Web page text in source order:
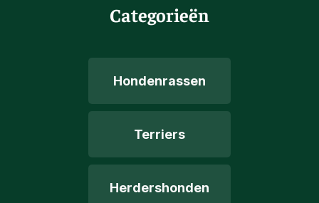
Categorieën
Hondenrassen
Terriers
Herdershonden